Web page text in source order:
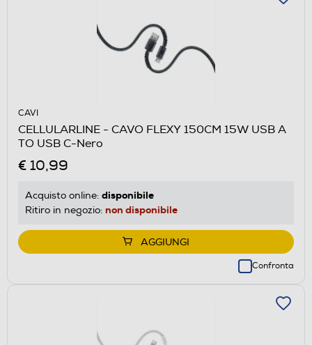
CAVI
CELLULARLINE - CAVO FLEXY 150CM 15W USB A
TO USB C-Nero
€ 10,99
Acquisto online: disponibile
Ritiro in negozio: non disponibile
AGGIUNGI
Confronta